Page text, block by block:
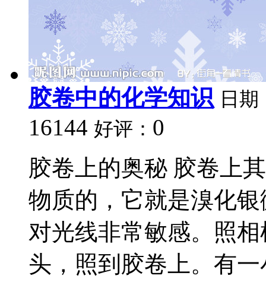
胶卷中的化学知识 日期
16144 好评： 0
胶卷上的奥秘 胶卷上
物质的，它就是溴化
对光线非常敏感。照
头，照到胶卷上。有